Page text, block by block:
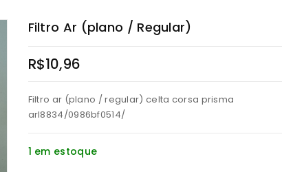
Filtro Ar (plano / Regular)
R$10,96
Filtro ar (plano / regular) celta corsa prisma
arl8834/0986bf0514/
1 em estoque